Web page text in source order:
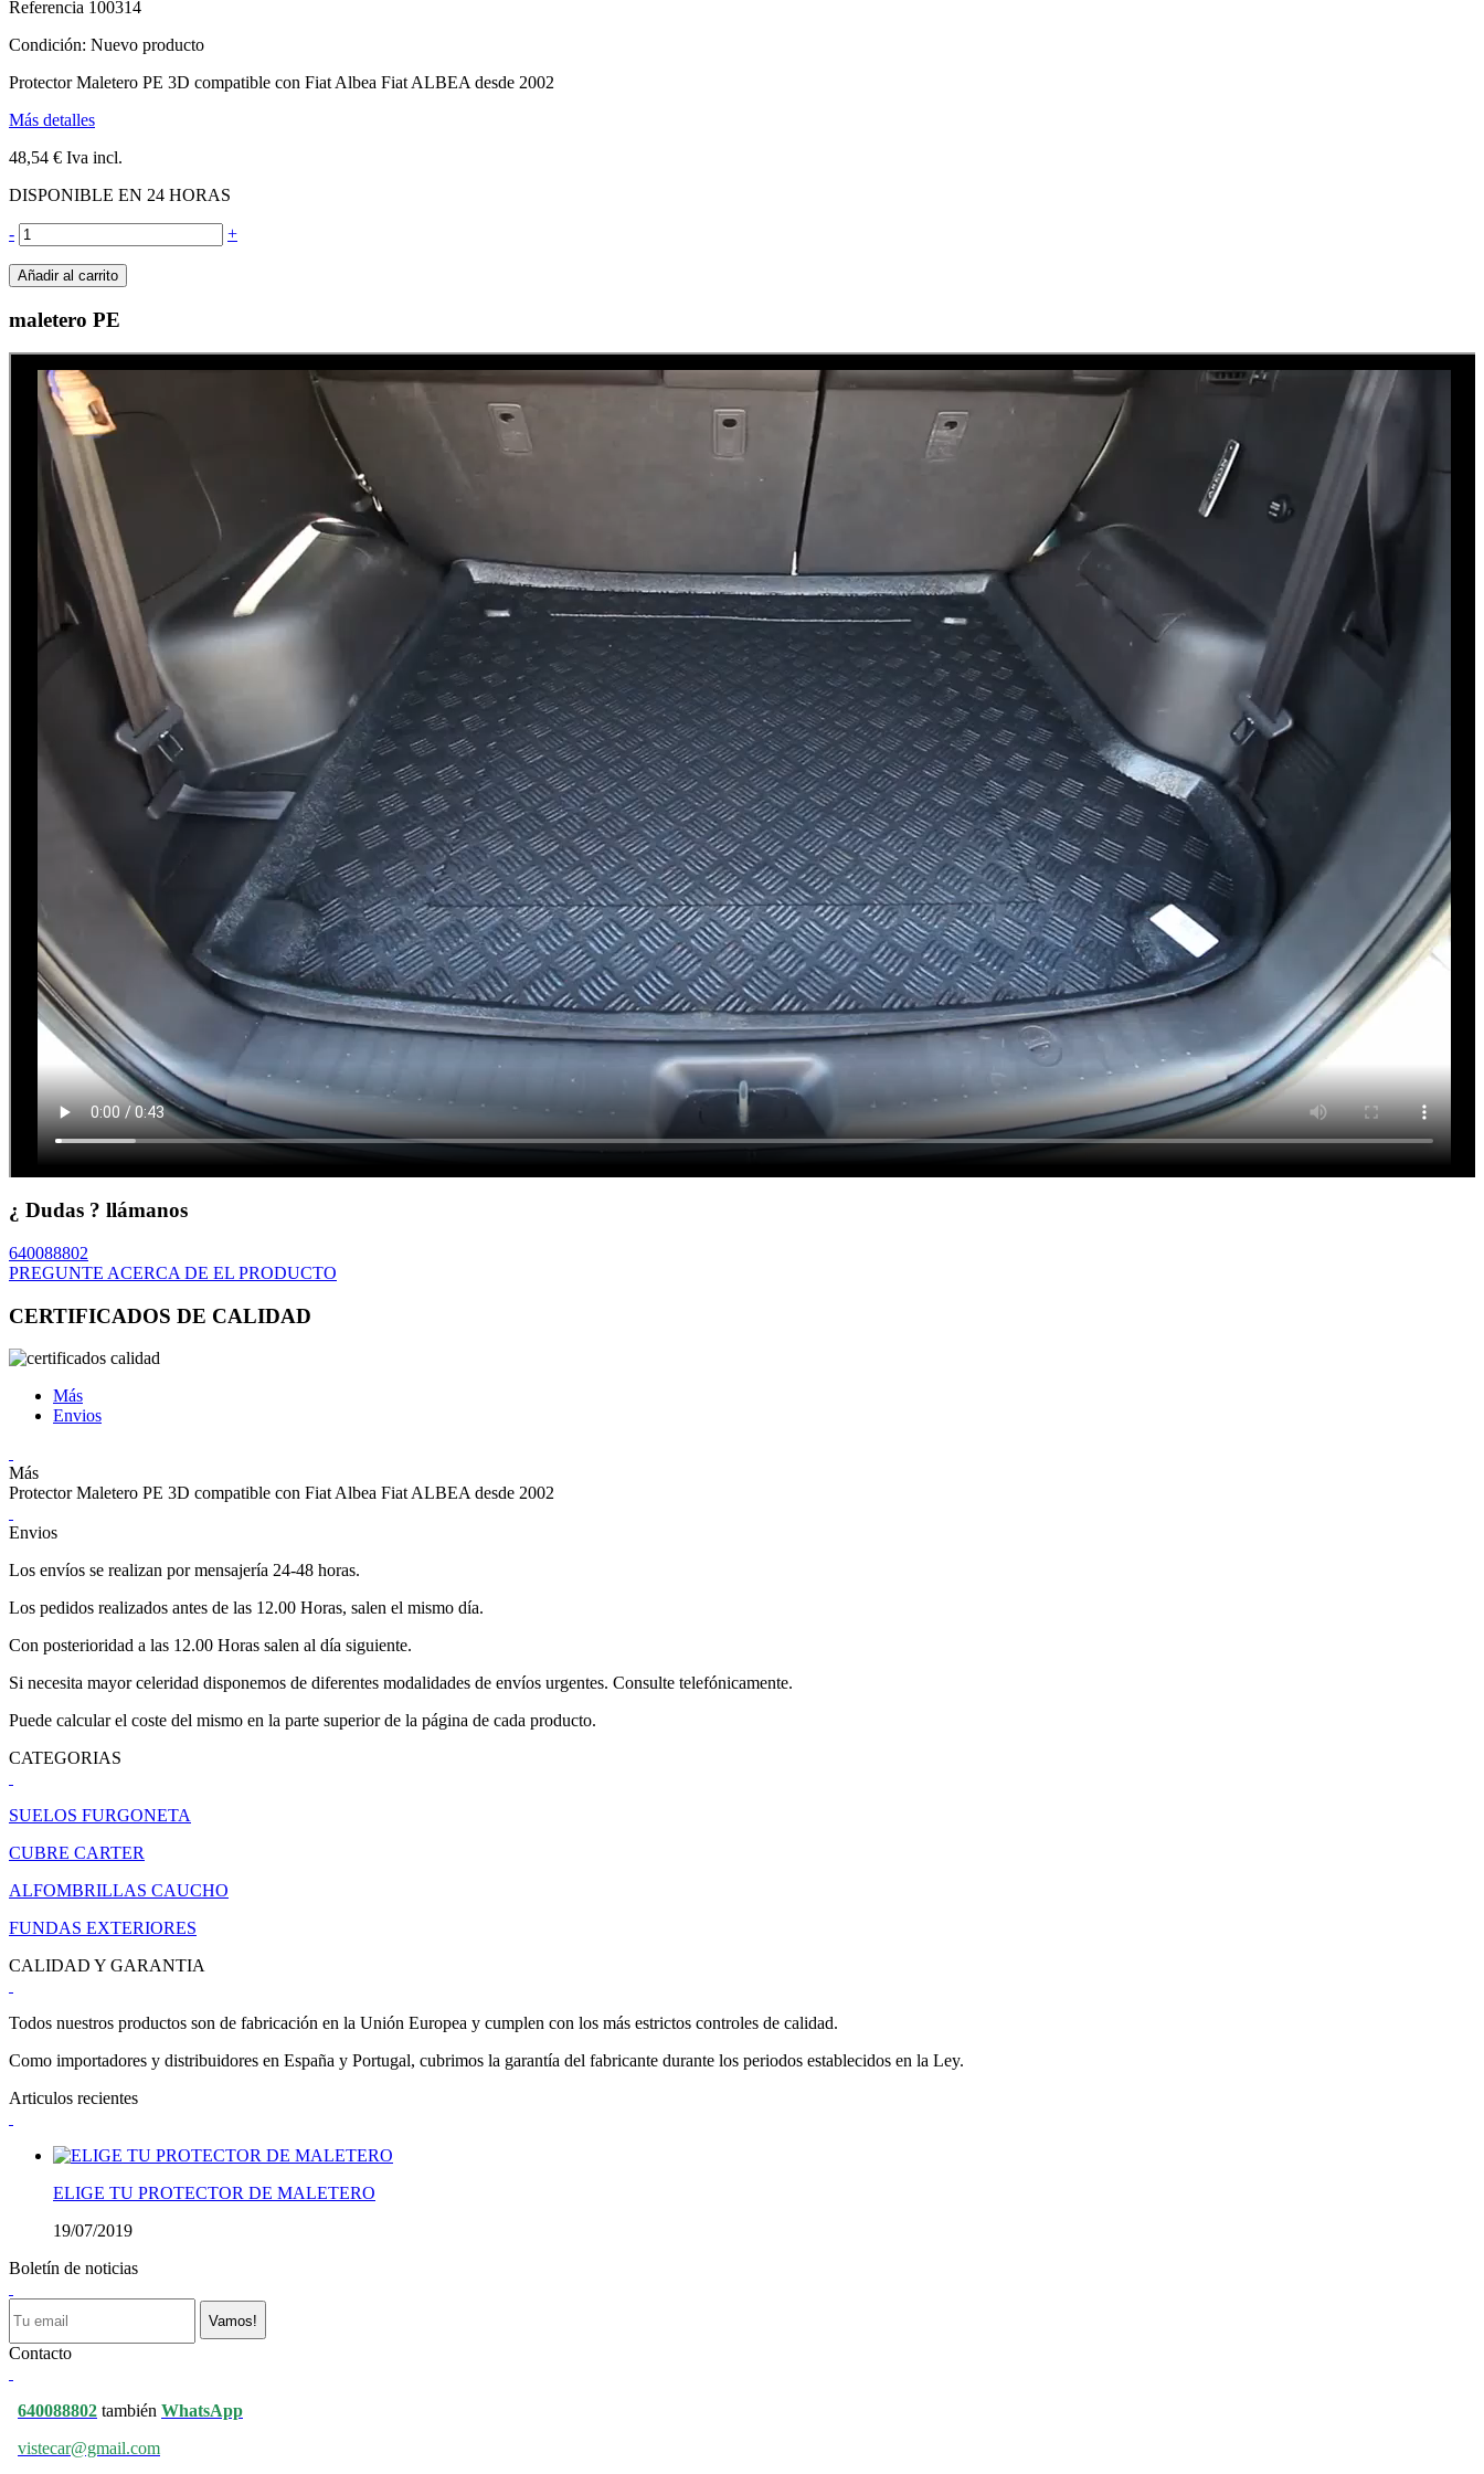
Referencia 100314
Condición: Nuevo producto
Protector Maletero PE 3D compatible con Fiat Albea Fiat ALBEA desde 2002
Más detalles
48,54 € Iva incl.
DISPONIBLE EN 24 HORAS
- +
Añadir al carrito
maletero PE
¿ Dudas ? llámanos
640088802
PREGUNTE ACERCA DE EL PRODUCTO
CERTIFICADOS DE CALIDAD
Más
Envios
Más
Protector Maletero PE 3D compatible con Fiat Albea Fiat ALBEA desde 2002
Envios
Los envíos se realizan por mensajería 24-48 horas.
Los pedidos realizados antes de las 12.00 Horas, salen el mismo día.
Con posterioridad a las 12.00 Horas salen al día siguiente.
Si necesita mayor celeridad disponemos de diferentes modalidades de envíos urgentes. Consulte telefónicamente.
Puede calcular el coste del mismo en la parte superior de la página de cada producto.
CATEGORIAS
SUELOS FURGONETA
CUBRE CARTER
ALFOMBRILLAS CAUCHO
FUNDAS EXTERIORES
CALIDAD Y GARANTIA
Todos nuestros productos son de fabricación en la Unión Europea y cumplen con los más estrictos controles de calidad.
Como importadores y distribuidores en España y Portugal, cubrimos la garantía del fabricante durante los periodos establecidos en la Ley.
Articulos recientes
ELIGE TU PROTECTOR DE MALETERO
19/07/2019
Boletín de noticias
Vamos!
Contacto
640088802 también WhatsApp
vistecar@gmail.com